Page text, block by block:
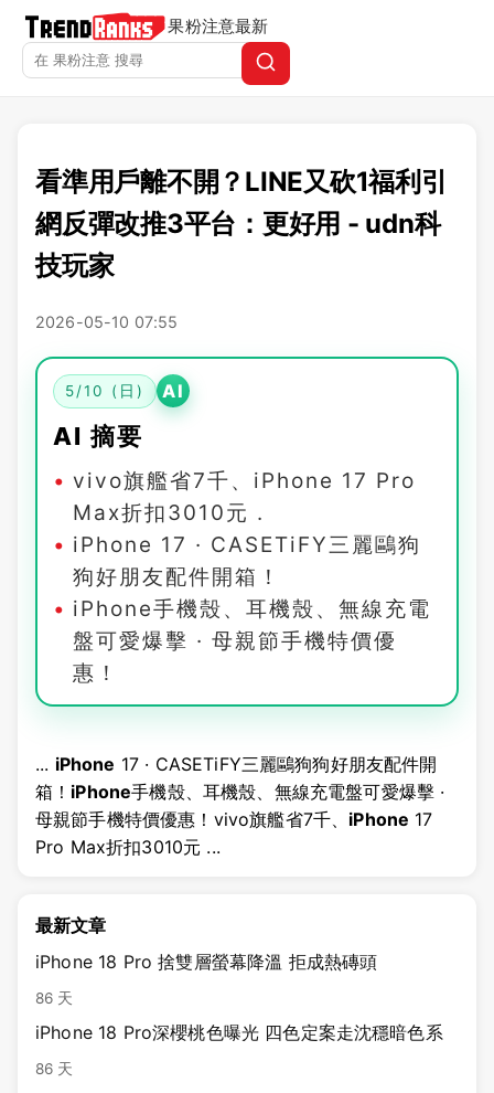
果粉注意最新
看準用戶離不開？LINE又砍1福利引
網反彈改推3平台：更好用 - udn科
技玩家
2026-05-10 07:55
5/10 (日) AI
AI 摘要
vivo旗艦省7千、iPhone 17 Pro
Max折扣3010元 .
iPhone 17 · CASETiFY三麗鷗狗
狗好朋友配件開箱！
iPhone手機殼、耳機殼、無線充電
盤可愛爆擊 · 母親節手機特價優
惠！
... iPhone 17 · CASETiFY三麗鷗狗狗好朋友配件開
箱！ iPhone手機殼、耳機殼、無線充電盤可愛爆擊 ·
母親節手機特價優惠！vivo旗艦省7千、 iPhone 17
Pro Max折扣3010元 ...
最新文章
iPhone 18 Pro 捨雙層螢幕降溫 拒成熱磚頭
86 天
iPhone 18 Pro深櫻桃色曝光 四色定案走沈穩暗色系
86 天